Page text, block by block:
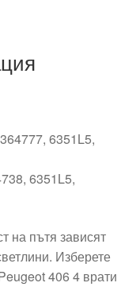
6351L5,
6351L5,
на пътя зависят
Изберете
406 4 врати